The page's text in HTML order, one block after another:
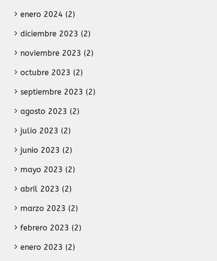
enero 2024 (2)
diciembre 2023 (2)
noviembre 2023 (2)
octubre 2023 (2)
septiembre 2023 (2)
agosto 2023 (2)
julio 2023 (2)
junio 2023 (2)
mayo 2023 (2)
abril 2023 (2)
marzo 2023 (2)
febrero 2023 (2)
enero 2023 (2)